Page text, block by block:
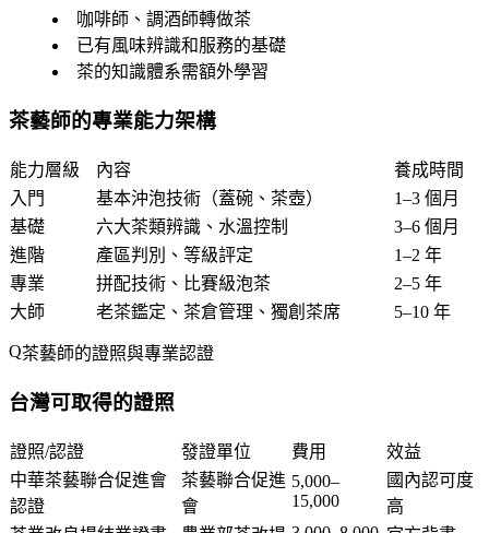
咖啡師、調酒師轉做茶
已有風味辨識和服務的基礎
茶的知識體系需額外學習
茶藝師的專業能力架構
能力層級 內容
養成時間
入門
基本沖泡技術（蓋碗、茶壺）
1–3 個月
基礎
六大茶類辨識、水溫控制
3–6 個月
進階
產區判別、等級評定
1–2 年
專業
拼配技術、比賽級泡茶
2–5 年
大師
老茶鑑定、茶倉管理、獨創茶席 5–10 年
茶藝師的證照與專業認證
台灣可取得的證照
證照/認證 發證單位 費用
效益
中華茶藝聯合促進會
認證
茶藝聯合促進
會
5,000–
15,000
國內認可度
高